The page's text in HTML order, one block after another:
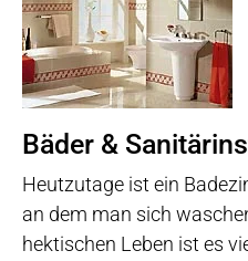
Bäder &
Heutzutage ist ein
an dem man sich
hektischen Leben ist es